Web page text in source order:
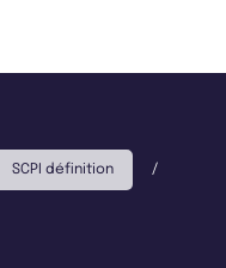
SCPI définition /